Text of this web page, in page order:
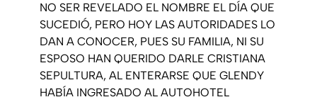
NO SER REVELADO EL NOMBRE EL DÍA QUE
SUCEDIÓ, PERO HOY LAS AUTORIDADES LO
DAN A CONOCER, PUES SU FAMILIA, NI SU
ESPOSO HAN QUERIDO DARLE CRISTIANA
SEPULTURA, AL ENTERARSE QUE GLENDY
HABÍA INGRESADO AL AUTOHOTEL